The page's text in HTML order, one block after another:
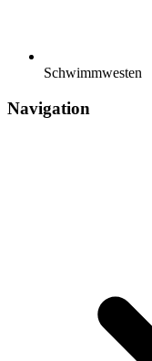
Schwimmwesten
Navigation